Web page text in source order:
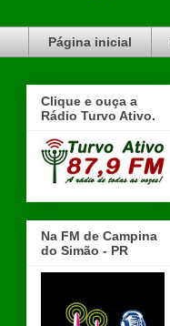
Página inicial
Clique e ouça a
Rádio Turvo Ativo.
Na FM de Campina
do Simão - PR